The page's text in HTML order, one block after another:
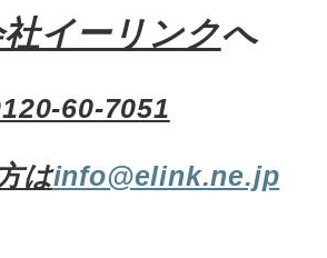
イーリンクへ
60-7051
はinfo@elink.ne.jp